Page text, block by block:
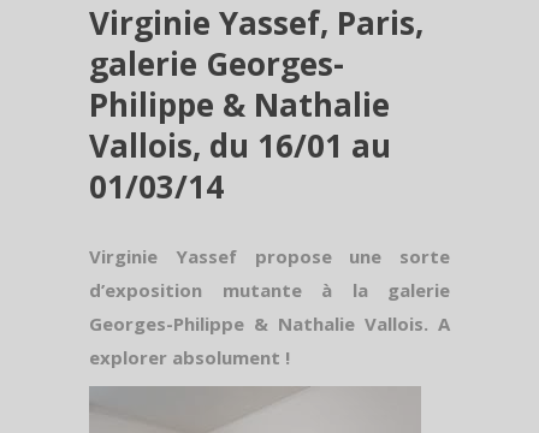
Virginie Yassef, Paris,
galerie Georges-
Philippe & Nathalie
Vallois, du 16/01 au
01/03/14
Virginie Yassef propose une sorte
d’exposition mutante à la galerie
Georges-Philippe & Nathalie Vallois. A
explorer absolument !